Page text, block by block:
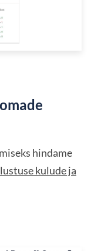
hindame
kulude ja